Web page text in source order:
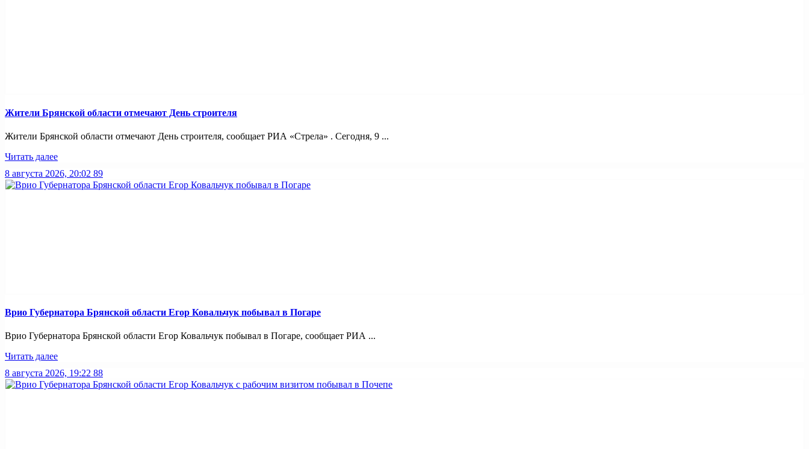
Жители Брянской области отмечают День строителя
Жители Брянской области отмечают День строителя, сообщает РИА «Стрела» . Сегодня, 9 ...
Читать далее
8 августа 2026, 20:02 89
Врио Губернатора Брянской области Егор Ковальчук побывал в Погаре
Врио Губернатора Брянской области Егор Ковальчук побывал в Погаре, сообщает РИА ...
Читать далее
8 августа 2026, 19:22 88